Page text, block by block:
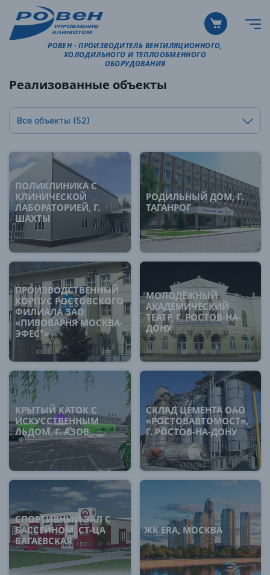
РОВЕН - ПРОИЗВОДИТЕЛЬ ВЕНТИЛЯЦИОННОГО,
ХОЛОДИЛЬНОГО И ТЕПЛООБМЕННОГО
ОБОРУДОВАНИЯ
Реализованные объекты
Все объекты (52)
ПОЛИКЛИНИКА С
КЛИНИЧЕСКОЙ
ЛАБОРАТОРИЕЙ, Г.
ШАХТЫ
РОДИЛЬНЫЙ ДОМ, Г.
ТАГАНРОГ
ПРОИЗВОДСТВЕННЫЙ
КОРПУС РОСТОВСКОГО
ФИЛИАЛА ЗАО
«ПИВОВАРНЯ МОСКВА-
ЭФЕС"»
МОЛОДЁЖНЫЙ
АКАДЕМИЧЕСКИЙ
ТЕАТР, Г. РОСТОВ-НА-
ДОНУ
КРЫТЫЙ КАТОК С
ИСКУССТВЕННЫМ
ЛЬДОМ, Г. АЗОВ
СКЛАД ЦЕМЕНТА ОАО
«РОСТОВАВТОМОСТ»,
Г. РОСТОВ-НА-ДОНУ
СПОРТИВНЫЙ ЗАЛ С
БАССЕЙНОМ, СТ-ЦА
БАГАЕВСКАЯ
ЖК ERA, МОСКВА